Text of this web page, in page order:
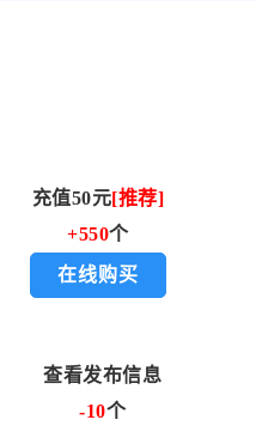
充值50元[推荐]
+550个
在线购买
查看发布信息
-10个